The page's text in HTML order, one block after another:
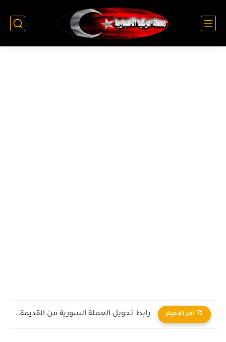
📁 آخر الأخبار رابط تحويل العملة السورية من القديمة إلى الجديدة 2026